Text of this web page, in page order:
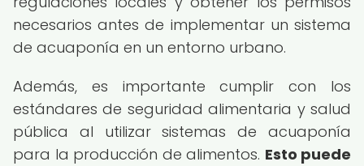
necesarios antes de implementar un sistema
de acuaponía en un entorno urbano.
Además, es importante cumplir con los
estándares de seguridad alimentaria y salud
pública al utilizar sistemas de acuaponía
para la producción de alimentos. Esto puede